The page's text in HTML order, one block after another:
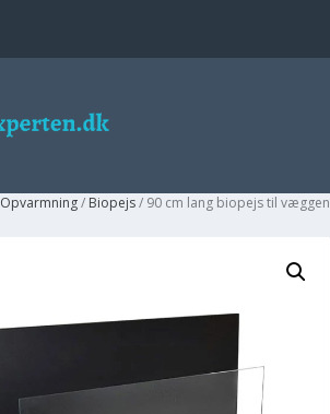
Opvarmning/ Biopejs/ 90 cm lang biopejs til væggen